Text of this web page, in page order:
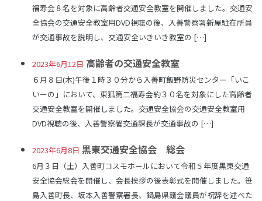
福寿会８名を対象に高齢者交通安全教室を開催しました。交通安
全協会の交通安全教室用DVD視聴の後、入善警察署新屋駐在所員
が交通事故を説明し、交通安全いきいき教室の […]
2023年6月12日 高齢者の交通安全教室
６月８日(木)午後１時３０分から入善町飯野防災センター「いこ
いーの」において、東狐第二福寿会約３０名を対象にした高齢者
交通安全教室を開催しました。交通安全協会の交通安全教室用
DVD視聴の後、入善警察署交通課長が交通事故の […]
2023年6月8日 黒東交通安全協会 総会
6月３日（土）入善町コスモホールにおいて令和５年度黒東交通
安全協会総会を開催し、会長挨拶の後表彰式を開催しました。笹
島入善町長、坂本入善警察署長、鍋島県議会議員が祝辞を述べた